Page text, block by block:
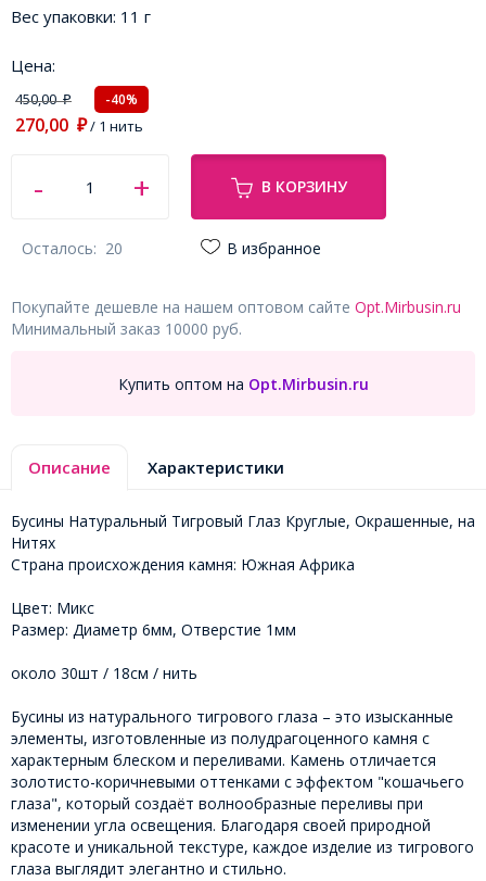
Вес упаковки: 11 г
Цена:
450,00₽ -40%
270,00 ₽/ 1 нить
В КОРЗИНУ
Осталось: 20 В избранное
Покупайте дешевле на нашем оптовом сайте Opt.Mirbusin.ru
Минимальный заказ 10000 руб.
Купить оптом на Opt.Mirbusin.ru
Описание Характеристики
Бусины Натуральный Тигровый Глаз Круглые, Окрашенные, на
Нитях
Страна происхождения камня: Южная Африка
Цвет: Микс
Размер: Диаметр 6мм, Отверстие 1мм
около 30шт / 18см / нить
Бусины из натурального тигрового глаза – это изысканные
элементы, изготовленные из полудрагоценного камня с
характерным блеском и переливами. Камень отличается
золотисто-коричневыми оттенками с эффектом "кошачьего
глаза", который создаёт волнообразные переливы при
изменении угла освещения. Благодаря своей природной
красоте и уникальной текстуре, каждое изделие из тигрового
глаза выглядит элегантно и стильно.